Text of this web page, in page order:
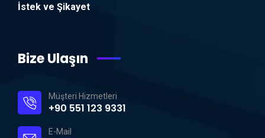
İstek ve Şikayet
Bize Ulaşın
Müşteri Hizmetleri
+90 551 123 9331
E-Mail